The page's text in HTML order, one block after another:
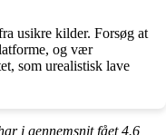
usikre kilder. Forsøg at
og vær
som urealistisk lave
i gennemsnit fået4.6